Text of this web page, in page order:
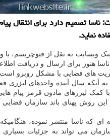
ناسا تصمیم دارد برای انتقال
نماید.
وبسایت به نقل از فیوچریسم، با
هنوز برای ارسال و دریافت
های فضایی با مشکل روبرو است.
به آنکه سال آینده واحدهای لیزری
کمک لیزرهای مادون قرمز پیام
این روش پهنای باند سازمان فضایی
می تواند به جزئیات بسیاری